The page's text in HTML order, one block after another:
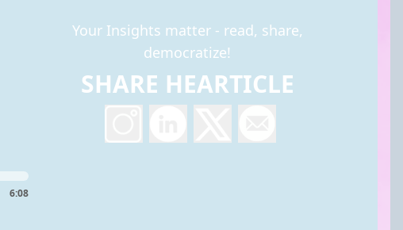
6:08
Your Insights matter - read, share,
democratize!
SHARE HEARTICLE